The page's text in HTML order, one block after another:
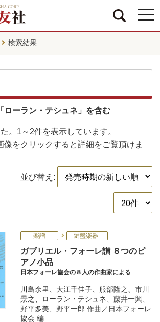
検索結果
ローラン・テシュネ」を含む
。 1～2件を表示しています。
像をクリックすると詳細をご覧頂けま
並び替え:
楽譜 鍵盤楽器
ガブリエル・フォーレ讃 ８つのピ
アノ小品
日本フォーレ協会の８人の作曲家による
川島余里 大江千佳子 服部隆之
市川
景之
ローラン・テシュネ 藤井一興
野平多美
野平一郎 作曲／ 日本フォーレ
協会 編